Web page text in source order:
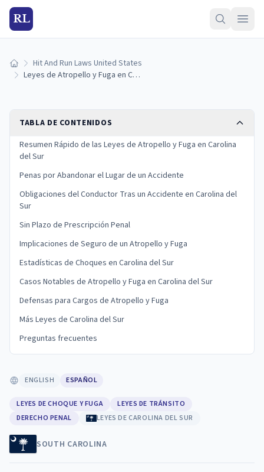
RL
Inicio Hit And Run Laws United States
Leyes de Atropello y Fuga en Carolina del Sur: Penas y Que Hacer
TABLA DE CONTENIDOS
Resumen Rápido de las Leyes de Atropello y Fuga en Carolina
del Sur
Penas por Abandonar el Lugar de un Accidente
Obligaciones del Conductor Tras un Accidente en Carolina del
Sur
Sin Plazo de Prescripción Penal
Implicaciones de Seguro de un Atropello y Fuga
Estadísticas de Choques en Carolina del Sur
Casos Notables de Atropello y Fuga en Carolina del Sur
Defensas para Cargos de Atropello y Fuga
Más Leyes de Carolina del Sur
Preguntas frecuentes
ENGLISH ESPAÑOL
LEYES DE CHOQUE Y FUGA
LEYES DE TRÁNSITO
DERECHO PENAL
LEYES DE CAROLINA DEL SUR
SOUTH CAROLINA